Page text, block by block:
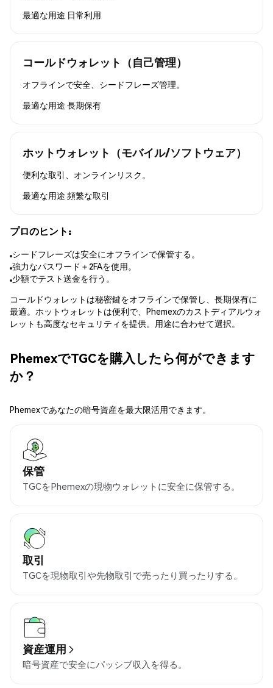
最適な用途 日常利用
コールドウォレット（自己管理）
オフラインで安全、シードフレーズ管理。
最適な用途 長期保有
ホットウォレット（モバイル/ソフトウェア）
便利な取引、オンラインリスク。
最適な用途 頻繁な取引
プロのヒント:
シードフレーズは安全にオフラインで保管する。
強力なパスワード＋2FAを使用。
少額でテスト送金を行う。
コールドウォレットは秘密鍵をオフラインで保管し、長期保有に
最適。ホットウォレットは便利で、Phemexのカストディアルウォ
レットも高度なセキュリティを提供。用途に合わせて選択。
PhemexでTGCを購入したら何ができます
か？
Phemexであなたの暗号資産を最大限活用できます。
保管
TGCをPhemexの現物ウォレットに安全に保管する。
取引
TGCを現物取引や先物取引で売ったり買ったりする。
資産運用
暗号資産で安全にパッシブ収入を得る。